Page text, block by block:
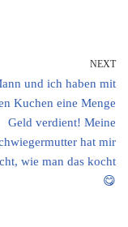
NEXT
und ich haben mit
Kuchen eine Menge
Geld verdient! Meine
hat mir
wie man das kocht
😋